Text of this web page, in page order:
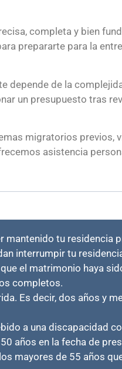
completa y bien
prepararte para la
depende de la
un presupuesto tras
migratorios previos,
asistencia
mantenido tu residencia
interrumpir tu
el matrimonio haya
completos.
Es decir, dos años y
a una discapacidad
años en la fecha de
mayores de 55 años